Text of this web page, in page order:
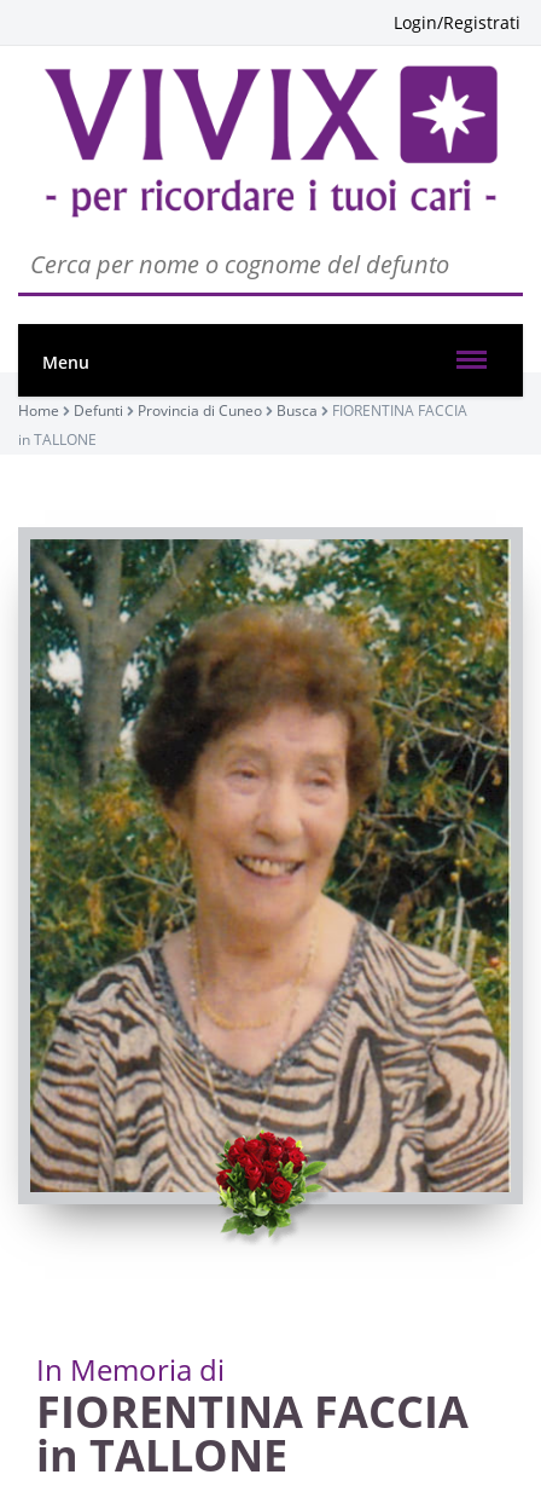
Login/Registrati
Menu
Home Defunti Provincia di Cuneo Busca
FIORENTINA FACCIA
in TALLONE
In Memoria di
FIORENTINA FACCIA
in TALLONE
PASSATE:
5° ANNIVERSARIO
Busca, Chiesa Parrocchiale del Bosco di Busca /
Chiesa Parrocchiale Madonna del Bosco
08/05/2022 11:00
Visibile a tutti gli utenti
INVIA CONDOGLIANZE